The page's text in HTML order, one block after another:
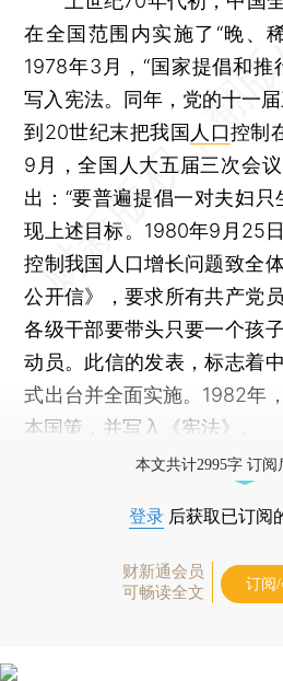
在全国范围内实施了“晚、
1978年3月，“国家提倡和推
写入宪法。同年，党的十一
到20世纪末把我国 人口控制
9月，全国人大五届三次会
出：“要普遍提倡一对夫妇只
现上述目标。1980年9月25
控制我国人口增长问题致全
公开信》，要求所有共产党
各级干部要带头只要一个孩
动员。此信的发表，标志着
式出台并全面实施。1982年
本国策，并写入《宪法》。
本文共计2995字 订阅
登录 后获取已订阅
财新通会员
可畅读全文
订阅